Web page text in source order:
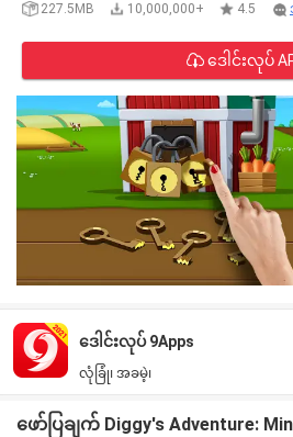
227.5MB 10,000,000+ 4.5
ဒေါင်းလုပ်
ဒေါင်းလုပ် 9Apps
လုံခြုံ၊ အခမဲ့၊
ဖော်ပြချက် Diggy's Adventure: